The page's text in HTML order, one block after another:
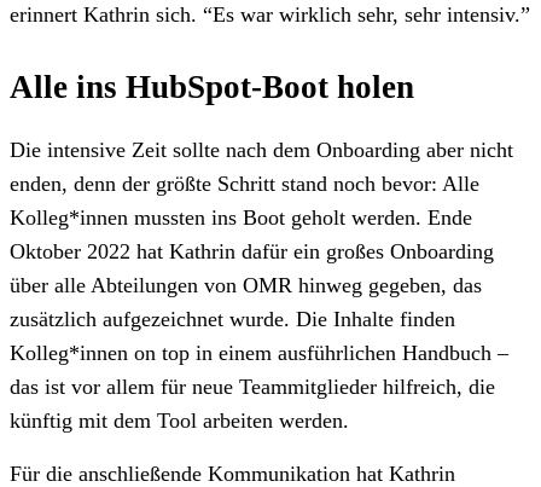
erinnert Kathrin sich. “Es war wirklich sehr, sehr intensiv.”
Alle ins HubSpot-Boot holen
Die intensive Zeit sollte nach dem Onboarding aber nicht
enden, denn der größte Schritt stand noch bevor: Alle
Kolleg*innen mussten ins Boot geholt werden. Ende
Oktober 2022 hat Kathrin dafür ein großes Onboarding
über alle Abteilungen von OMR hinweg gegeben, das
zusätzlich aufgezeichnet wurde. Die Inhalte finden
Kolleg*innen on top in einem ausführlichen Handbuch –
das ist vor allem für neue Teammitglieder hilfreich, die
künftig mit dem Tool arbeiten werden.
Für die anschließende Kommunikation hat Kathrin